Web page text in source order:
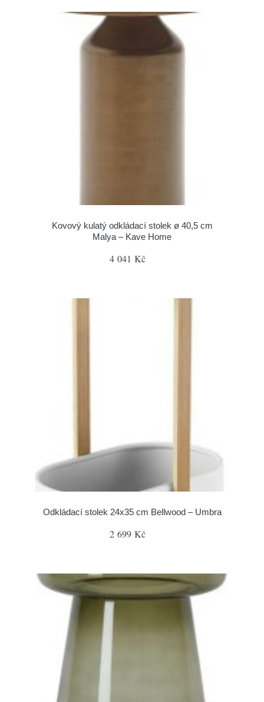
Kovový kulatý odkládací stolek ø 40,5 cm
Malya – Kave Home
4 041 Kč
Odkládací stolek 24x35 cm Bellwood – Umbra
2 699 Kč